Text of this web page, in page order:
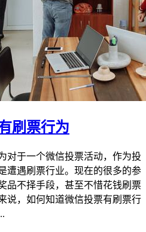
刷票行为
对于一个微信投票活动，作为投
遭遇刷票行业。现在的很多的参
品不择手段，甚至不惜花钱刷票
说，如何知道微信投票有刷票行